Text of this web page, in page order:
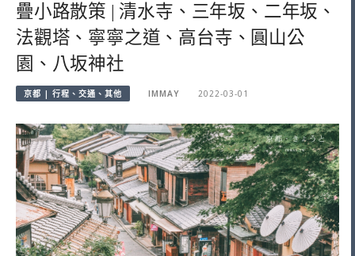
疊小路散策 | 清水寺、三年坂、二年坂、
法觀塔、寧寧之道、高台寺、圓山公
園、八坂神社
京都 | 行程、交通、其他 IMMAY 2022-03-01